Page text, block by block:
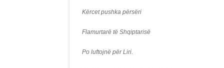
Kërcet pushka përsëri
Flamurtarë të Shqiptarisë
Po luftojnë për Liri.